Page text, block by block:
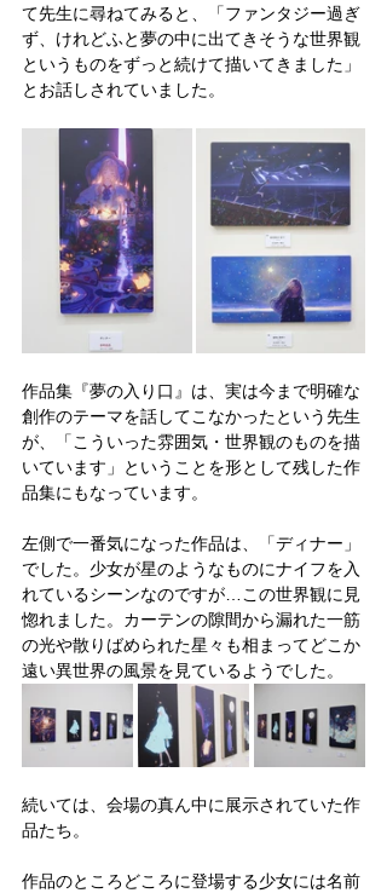
て先生に尋ねてみると、「ファンタジー過ぎ
ず、けれどふと夢の中に出てきそうな世界観
というものをずっと続けて描いてきました」
とお話しされていました。
作品集『夢の入り口』は、実は今まで明確な
創作のテーマを話してこなかったという先生
が、「こういった雰囲気・世界観のものを描
いています」ということを形として残した作
品集にもなっています。
左側で一番気になった作品は、「ディナー」
でした。少女が星のようなものにナイフを入
れているシーンなのですが…この世界観に見
惚れました。カーテンの隙間から漏れた一筋
の光や散りばめられた星々も相まってどこか
遠い異世界の風景を見ているようでした。
続いては、会場の真ん中に展示されていた作
品たち。
作品のところどころに登場する少女には名前